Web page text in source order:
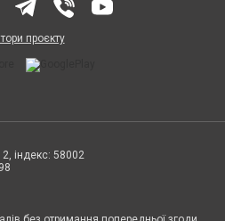
проєкту
індекс: 58002